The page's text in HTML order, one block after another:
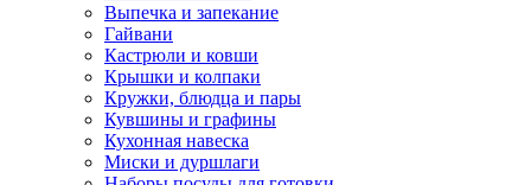
Выпечка и запекание
Гайвани
Кастрюли и ковши
Крышки и колпаки
Кружки, блюдца и пары
Кувшины и графины
Кухонная навеска
Миски и дуршлаги